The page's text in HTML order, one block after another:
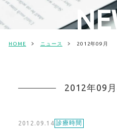
HOME ニュース 2012年09月
2012年09
2012.09.14 診療時間